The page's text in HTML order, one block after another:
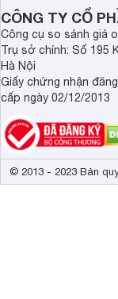
CÔNG TY CỔ
Công cụ so sánh giá
Trụ sở chính: Số 195
Hà Nội
Giấy chứng nhận
cấp ngày 02/12/2013
© 2013 - 2023 Bản